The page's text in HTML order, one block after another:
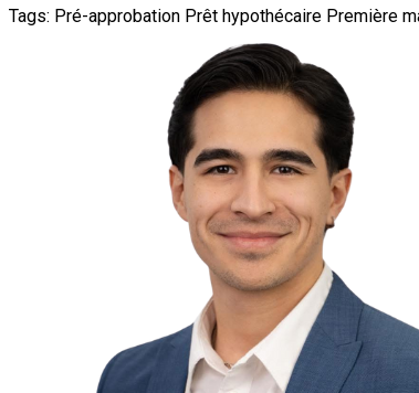
Tags: Pré-approbation Prêt hypothécaire Première